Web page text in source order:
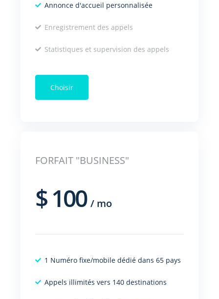
Annonce d'accueil personnalisée
Enregistrement des appels
Statistiques et supervision des appels
Choisir
FORFAIT "BUSINESS"
$100/ mo
1 Numéro fixe/mobile dédié dans 65 pays
Appels illimités vers 140 destinations